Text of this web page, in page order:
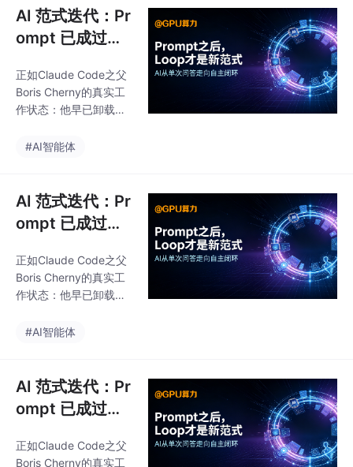
争将聚焦可信度、私有
化部署等企业级需求，
索等琐事，彻底解放双
手。它的核心价值，在
于“与你共同成长”：用
求、贴合你的风格，从
一个普通的AI工具，逐
渐变成你的“数字分身”
助决策、甚至替你完成
上。而且它开源免费、
部署灵活，无论是5
AI 范式迭代：Pr
ompt 已成过
循环开启 AI 全
新阶段
正如Claude Code之父
Boris Cherny的真实工
作状态：他早已卸载本
码、无需输入Prompt，
扫描GitHub问题、监控
项目CI故障、处理用户
反馈，仅遇到系统无法
需要人工介入。Loop范
式的普及，标志着AI正
式走出「单次问答、人
迈入「自主迭代、闭环
#AI智能体
AI 范式迭代：Pr
ompt 已成过
循环开启 AI 全
新阶段
正如Claude Code之父
Boris Cherny的真实工
作状态：他早已卸载本
码、无需输入Prompt，
扫描GitHub问题、监控
项目CI故障、处理用户
反馈，仅遇到系统无法
需要人工介入。Loop范
#AI智能体
AI 范式迭代：Pr
ompt 已成过
循环开启 AI 全
正如Claude Code之父
Boris Cherny的真实工